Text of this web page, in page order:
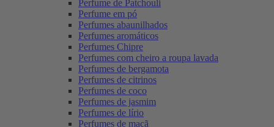
Perfume de Patchouli
Perfume em pó
Perfumes abaunilhados
Perfumes aromáticos
Perfumes Chipre
Perfumes com cheiro a roupa lavada
Perfumes de bergamota
Perfumes de citrinos
Perfumes de coco
Perfumes de jasmim
Perfumes de lírio
Perfumes de maçã